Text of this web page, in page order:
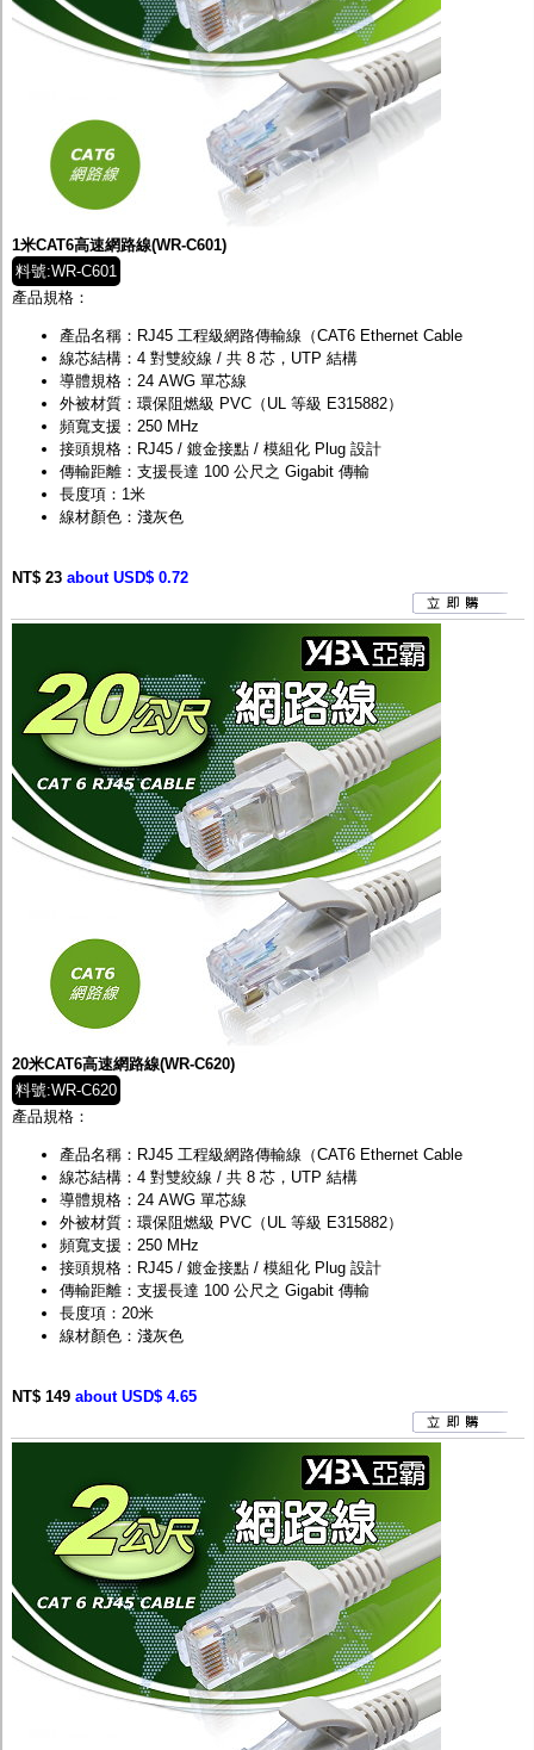
1米CAT6高速網路線(WR-C601)
料號:WR-C601
產品規格：
產品名稱：RJ45 工程級網路傳輸線（CAT6 Ethernet Cable
線芯結構：4 對雙絞線 / 共 8 芯，UTP 結構
導體規格：24 AWG 單芯線
外被材質：環保阻燃級 PVC（UL 等級 E315882）
頻寬支援：250 MHz
接頭規格：RJ45 / 鍍金接點 / 模組化 Plug 設計
傳輸距離：支援長達 100 公尺之 Gigabit 傳輸
長度項：1米
線材顏色：淺灰色
NT$ 23 about USD$ 0.72
20米CAT6高速網路線(WR-C620)
料號:WR-C620
產品規格：
產品名稱：RJ45 工程級網路傳輸線（CAT6 Ethernet Cable
線芯結構：4 對雙絞線 / 共 8 芯，UTP 結構
導體規格：24 AWG 單芯線
外被材質：環保阻燃級 PVC（UL 等級 E315882）
頻寬支援：250 MHz
接頭規格：RJ45 / 鍍金接點 / 模組化 Plug 設計
傳輸距離：支援長達 100 公尺之 Gigabit 傳輸
長度項：20米
線材顏色：淺灰色
NT$ 149 about USD$ 4.65